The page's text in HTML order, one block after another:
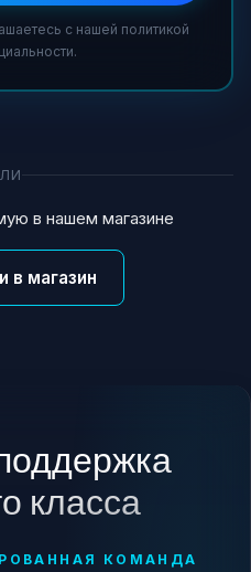
с нашей политикой
в нашем магазине
в магазин
класса
КОМАНДА